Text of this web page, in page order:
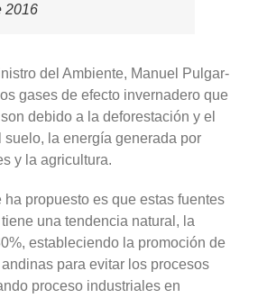
2016
del Ambiente, Manuel Pulgar-
gases de efecto invernadero que
debido a la deforestación y el
suelo, la energía generada por
y la agricultura.
propuesto es que estas fuentes
una tendencia natural, la
estableciendo la promoción de
para evitar los procesos
proceso industriales en